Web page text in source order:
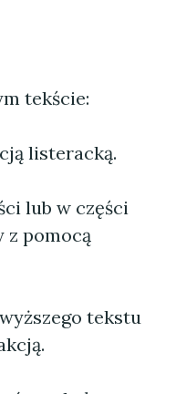
tekście:
listeracką.
lub w części
z pomocą
tekstu